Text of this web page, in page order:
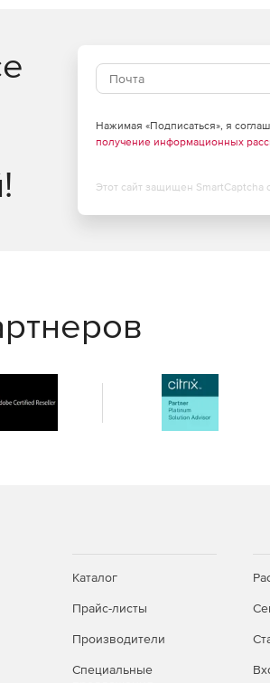
Нажимая «Подписаться», я
получение информационных
Этот сайт защищен SmartCaptcha
Каталог
Прайс-листы
Производители
Специальные